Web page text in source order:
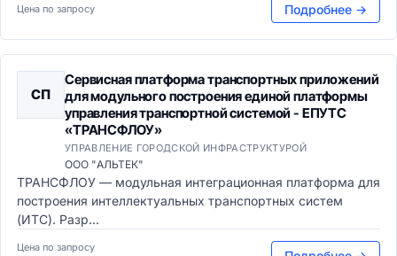
Цена по запросу Подробнее →
СП
Сервисная платформа транспортных приложений
для модульного построения единой платформы
управления транспортной системой - ЕПУТС
«ТРАНСФЛОУ»
УПРАВЛЕНИЕ ГОРОДСКОЙ ИНФРАСТРУКТУРОЙ
ООО "АЛЬТЕК"
ТРАНСФЛОУ — модульная интеграционная платформа для
построения интеллектуальных транспортных систем
(ИТС). Разр...
Цена по запросу